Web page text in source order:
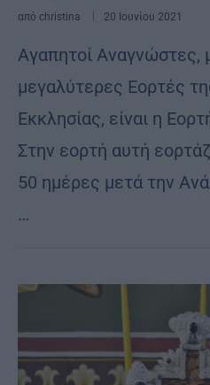
από christina 20 Ιουνίου 2021
Αγαπητοί Αναγνώστες,
μεγαλύτερες Εορτές
Εκκλησίας, είναι η
Στην εορτή αυτή
50 ημέρες μετά την
…